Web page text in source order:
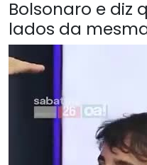
Bolsonaro e diz
lados da